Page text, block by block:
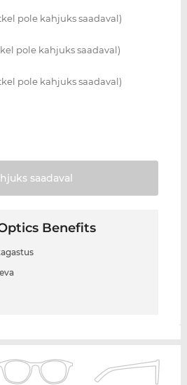
pole kahjuks saadaval)
pole kahjuks saadaval)
pole kahjuks saadaval)
saadaval
Benefits